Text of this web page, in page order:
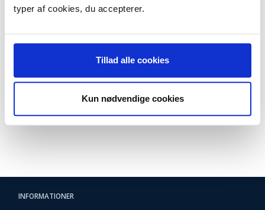
typer af cookies, du accepterer.
Tillad alle cookies
Kun nødvendige cookies
PIXMA Pro9000
iP 6600D
INFORMATIONER